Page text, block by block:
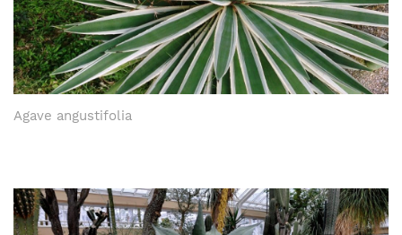
Agave angustifolia